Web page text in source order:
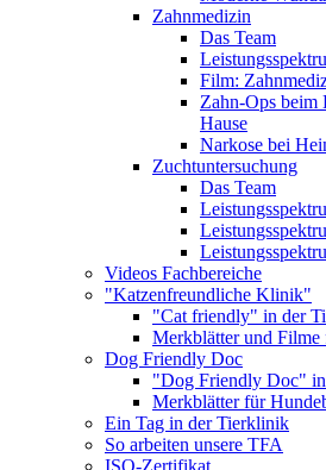
Zahnmedizin
Das Team
Film:
Zahn-Ops beim
Hause
Narkose bei
Zuchtuntersuchung
Das Team
Videos Fachbereiche
"Katzenfreundliche Klinik"
"Cat friendly" in der
Merkblätter und Filme
Dog Friendly Doc
"Dog Friendly Doc"
Merkblätter für
Ein Tag in der Tierklinik
So arbeiten unsere TFA
ISO-Zertifikat